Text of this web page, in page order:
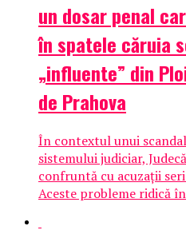
un dosar penal
în spatele căruia
„influente” din
de Prahova
În contextul unui
sistemului judiciar,
confruntă cu acuzații
Aceste probleme ridică